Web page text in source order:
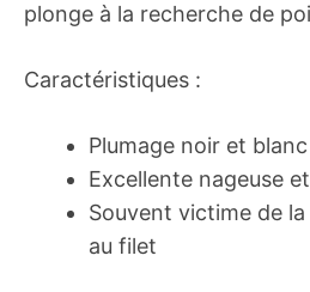
plonge à la recherche de
Caractéristiques :
Plumage noir et blanc
Excellente nageuse
Souvent victime de
au filet